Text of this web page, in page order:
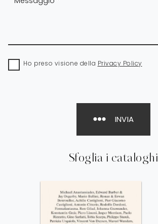
Sfoglia i cataloghi
Ho preso visione della Privacy Policy
INVIA